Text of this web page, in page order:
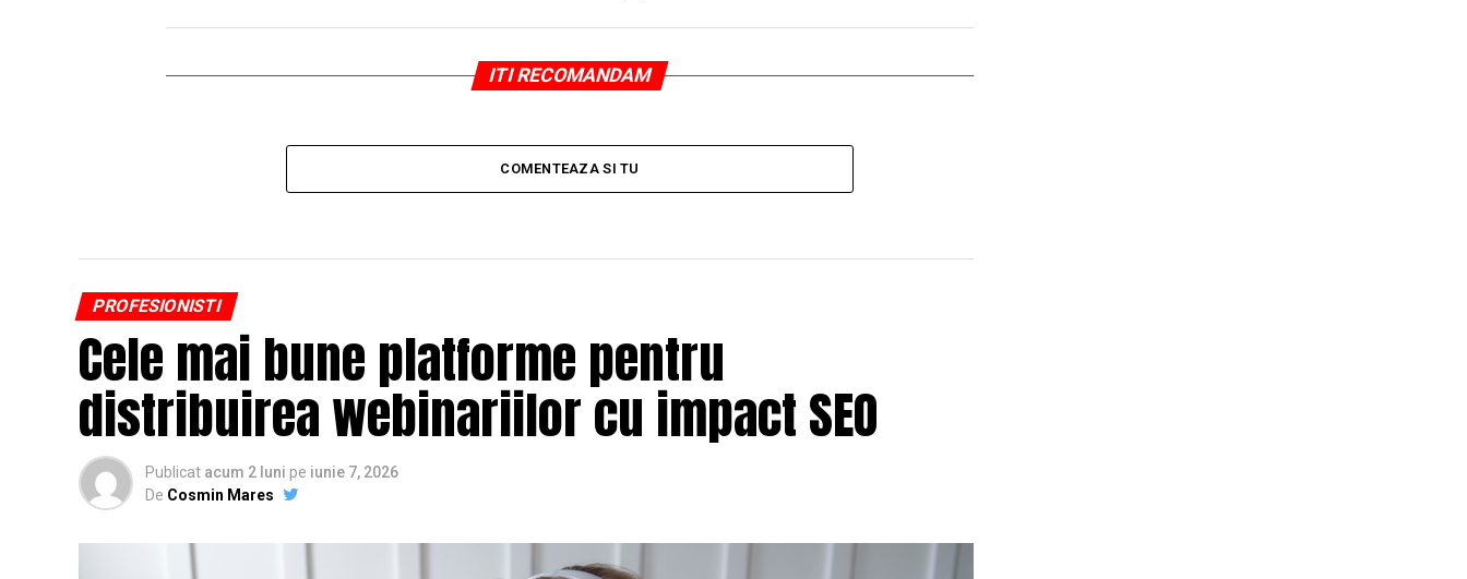
ITI RECOMANDAM
COMENTEAZA SI TU
PROFESIONISTI
Cele mai bune platforme pentru
distribuirea webinariilor cu impact SEO
Publicat acum 2 luni pe iunie 7, 2026
De Cosmin Mares